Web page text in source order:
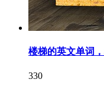
楼梯的英文单词
330